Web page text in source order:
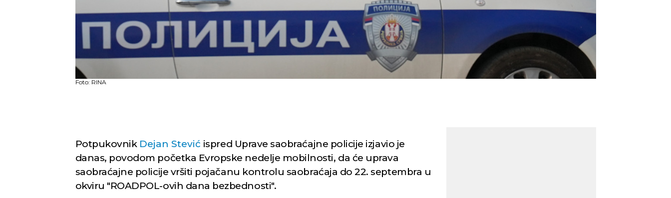
Foto: RINA
PotpukovnikDejan Stević ispred Uprave saobraćajne policije izjavio je
danas, povodom početka Evropske nedelje mobilnosti, da će uprava
saobraćajne policije vršiti pojačanu kontrolu saobraćaja do 22. septembra u
okviru "ROADPOL-ovih dana bezbednosti".